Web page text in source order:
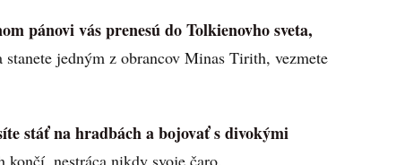
pánovi vás prenesú do Tolkienovho sveta,
stanete jedným z obrancov Minas Tirith, vezmete
stáť na hradbách a bojovať s divokými
nestráca nikdy svoje čaro.